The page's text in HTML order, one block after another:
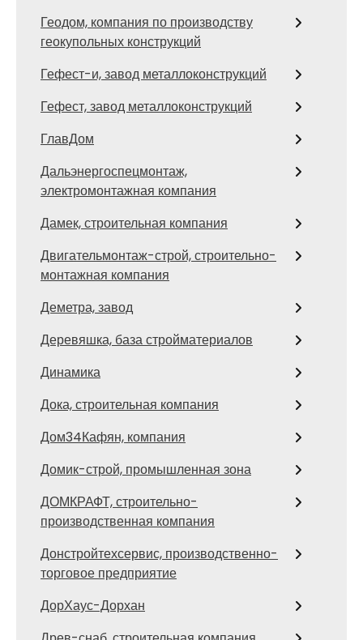
Геодом, компания по производству
геокупольных конструкций
Гефест-и, завод металлоконструкций
Гефест, завод металлоконструкций
ГлавДом
Дальэнергоспецмонтаж,
электромонтажная компания
Дамек, строительная компания
Двигательмонтаж-строй, строительно-
монтажная компания
Деметра, завод
Деревяшка, база стройматериалов
Динамика
Дока, строительная компания
Дом34Кафян, компания
Домик-строй, промышленная зона
ДОМКРАФТ, строительно-
производственная компания
Донстройтехсервис, производственно-
торговое предприятие
ДорХаус-Дорхан